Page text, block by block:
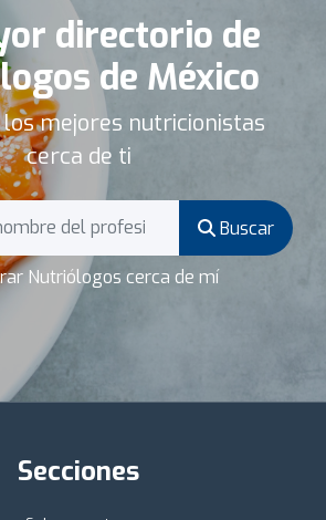
directorio de
de México
mejores nutricionistas
cerca de ti
Buscar
Nutriólogos cerca de mí
Secciones